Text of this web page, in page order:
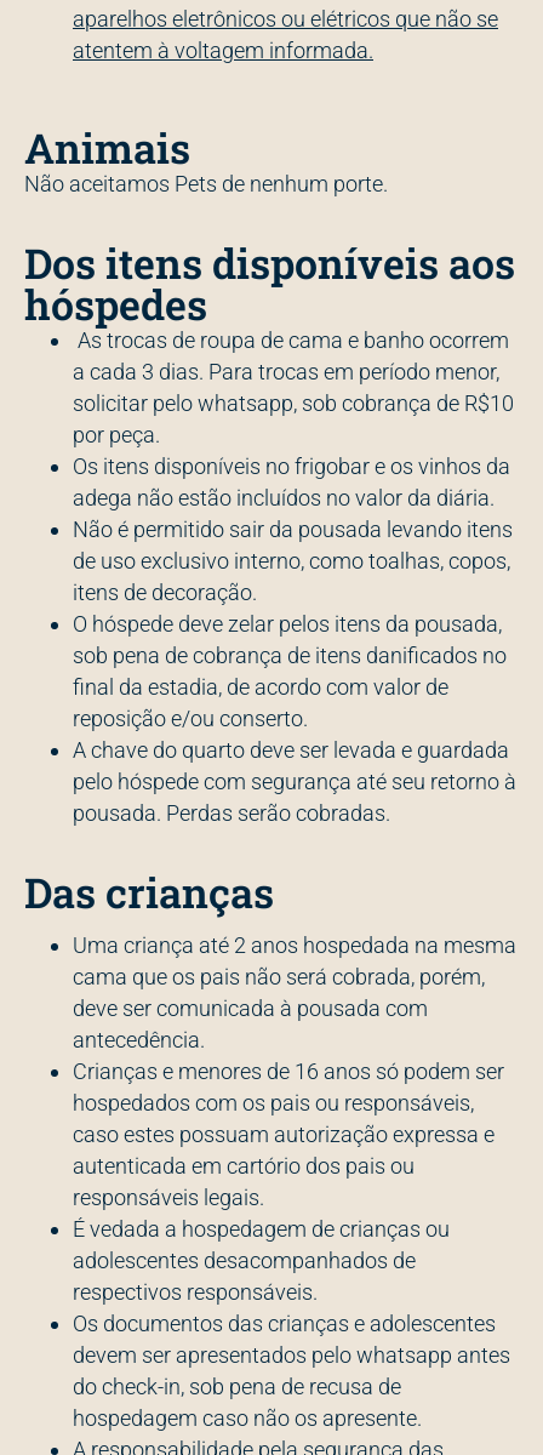
aparelhos eletrônicos ou elétricos que não se
atentem à voltagem informada.
Animais
Não aceitamos Pets de nenhum porte.
Dos itens disponíveis aos
hóspedes
As trocas de roupa de cama e banho ocorrem
a cada 3 dias. Para trocas em período menor,
solicitar pelo whatsapp, sob cobrança de R$10
por peça.
Os itens disponíveis no frigobar e os vinhos da
adega não estão incluídos no valor da diária.
Não é permitido sair da pousada levando itens
de uso exclusivo interno, como toalhas, copos,
itens de decoração.
O hóspede deve zelar pelos itens da pousada,
sob pena de cobrança de itens danificados no
final da estadia, de acordo com valor de
reposição e/ou conserto.
A chave do quarto deve ser levada e guardada
pelo hóspede com segurança até seu retorno à
pousada. Perdas serão cobradas.
Das crianças
Uma criança até 2 anos hospedada na mesma
cama que os pais não será cobrada, porém,
deve ser comunicada à pousada com
antecedência.
Crianças e menores de 16 anos só podem ser
hospedados com os pais ou responsáveis,
caso estes possuam autorização expressa e
autenticada em cartório dos pais ou
responsáveis legais.
É vedada a hospedagem de crianças ou
adolescentes desacompanhados de
respectivos responsáveis.
Os documentos das crianças e adolescentes
devem ser apresentados pelo whatsapp antes
do check-in, sob pena de recusa de
hospedagem caso não os apresente.
A responsabilidade pela segurança das